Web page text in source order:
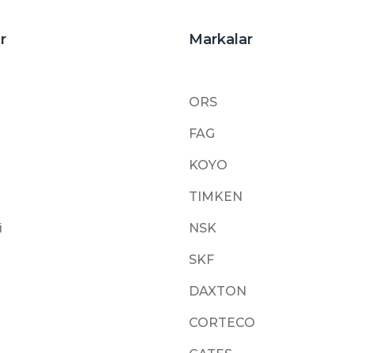
Markalar
ORS
FAG
KOYO
TIMKEN
NSK
SKF
DAXTON
CORTECO